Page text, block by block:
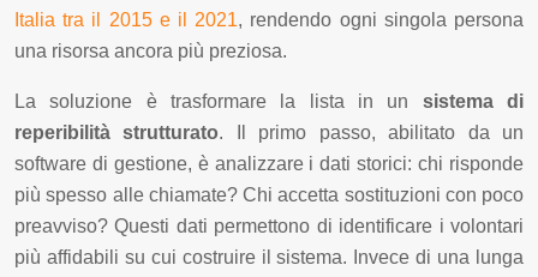
Italia tra il 2015 e il 2021, rendendo ogni singola persona
una risorsa ancora più preziosa.
La soluzione è trasformare la lista in un sistema di
reperibilità strutturato. Il primo passo, abilitato da un
software di gestione, è analizzare i dati storici: chi risponde
più spesso alle chiamate? Chi accetta sostituzioni con poco
preavviso? Questi dati permettono di identificare i volontari
più affidabili su cui costruire il sistema. Invece di una lunga